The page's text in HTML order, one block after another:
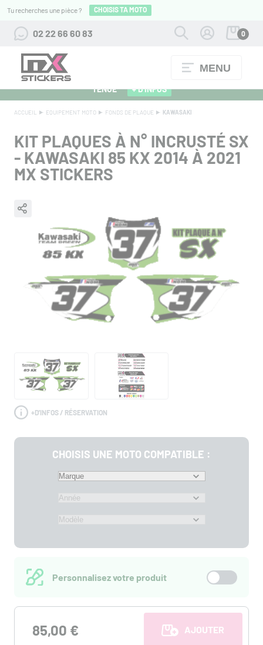
Tu recherches une pièce ? CHOISIS TA MOTO
02 22 66 60 83 0
MENU
ALPINESTARS 27 : FLOCAGE OFFERT POUR L'ACHAT D'UNE
TENUE
+ D'INFOS
ACCUEIL EQUIPEMENT MOTO FONDS DE PLAQUE KAWASAKI
KIT PLAQUES À N° INCRUSTÉ SX
- KAWASAKI 85 KX 2014 À 2021
MX STICKERS
+D'INFOS / RÉSERVATION
CHOISIS UNE MOTO COMPATIBLE :
Personnalisez votre produit
85,00 € AJOUTER AU